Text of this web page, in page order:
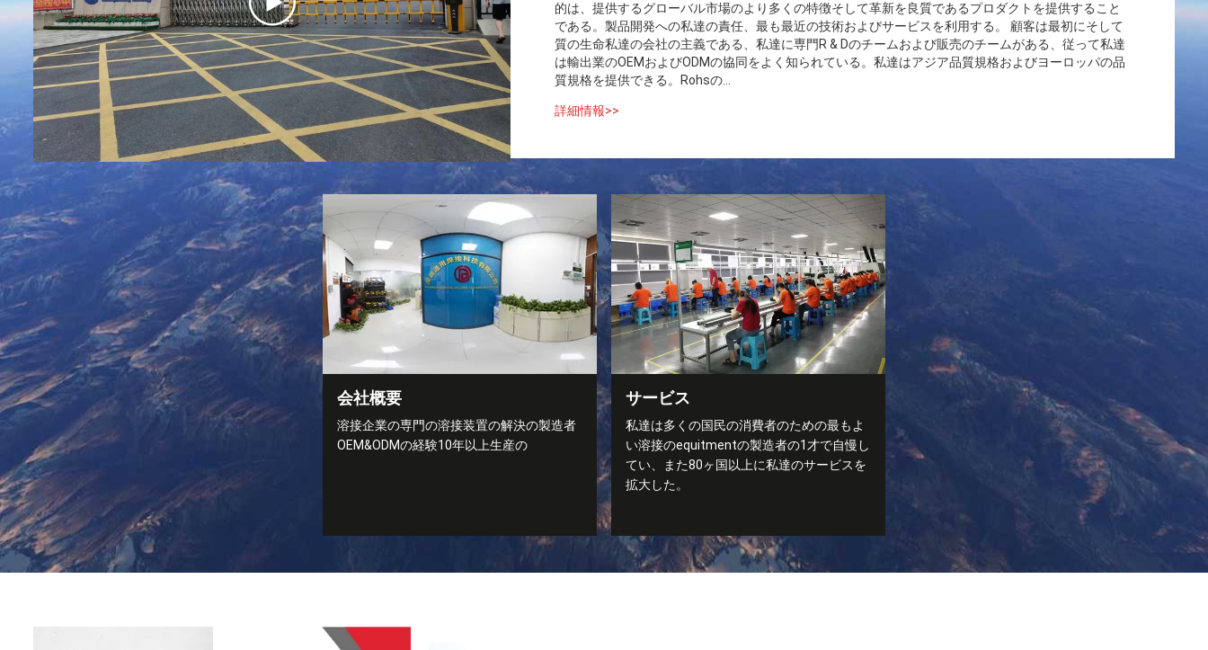
的は、提供するグローバル市場のより多くの特徴そして革新を良質であるプロダクトを提供すること
である。製品開発への私達の責任、最も最近の技術およびサービスを利用する。 顧客は最初にそして
質の生命私達の会社の主義である、私達に専門R & Dのチームおよび販売のチームがある、従って私達
は輸出業のOEMおよびODMの協同をよく知られている。私達はアジア品質規格およびヨーロッパの品
質規格を提供できる。Rohsの...
詳細情報>>
会社概要
溶接企業の専門の溶接装置の解決の製造者
OEM&ODMの経験10年以上生産の
サービス
私達は多くの国民の消費者のための最もよ
い溶接のequitmentの製造者の1才で自慢し
てい、また80ヶ国以上に私達のサービスを
拡大した。